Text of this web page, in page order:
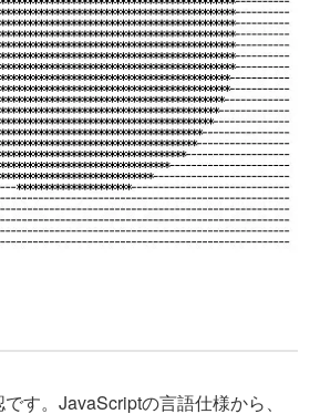
す。JavaScriptの言語仕様から、